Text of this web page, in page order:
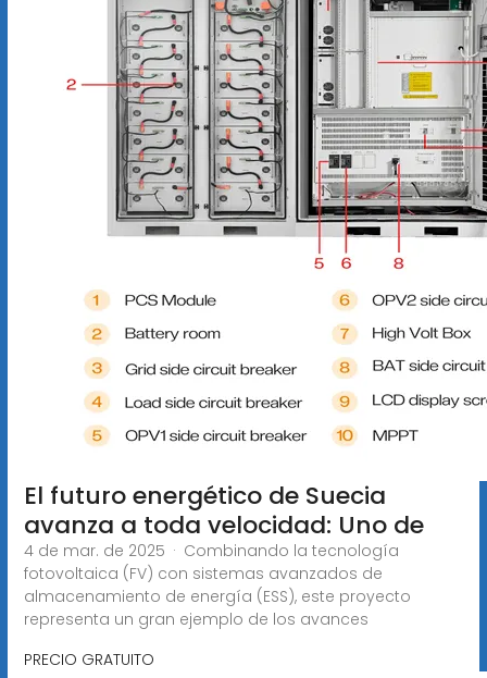
El futuro energético de Suecia
avanza a toda velocidad: Uno de
4 de mar. de 2025 · Combinando la tecnología
fotovoltaica (FV) con sistemas avanzados de
almacenamiento de energía (ESS), este proyecto
representa un gran ejemplo de los avances
PRECIO GRATUITO